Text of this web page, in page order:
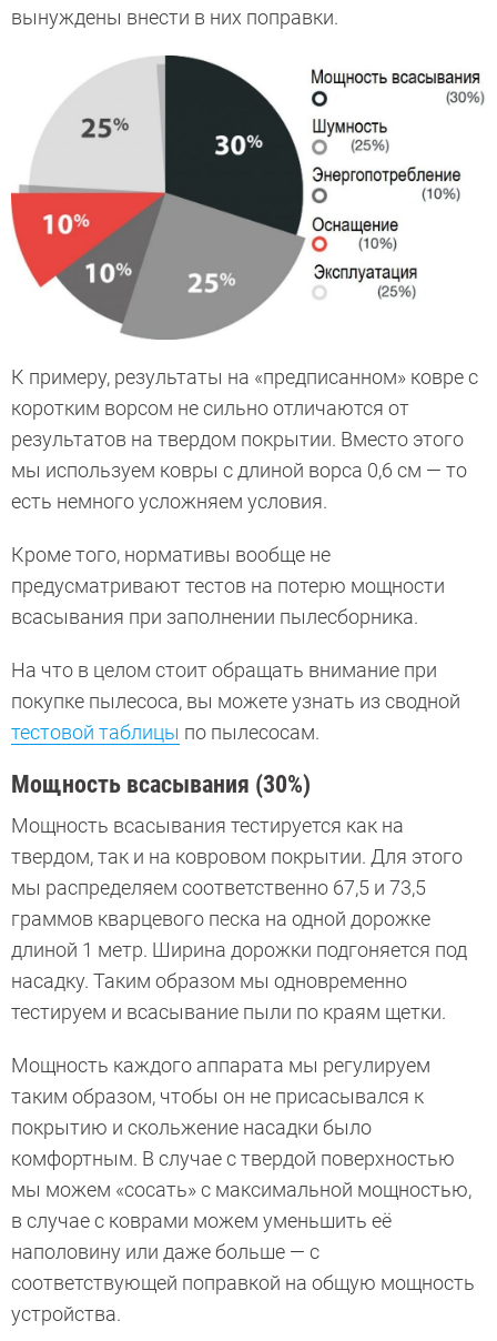
вынуждены внести в них поправки.
К примеру, результаты на «предписанном» ковре с
коротким ворсом не сильно отличаются от
результатов на твердом покрытии. Вместо этого
мы используем ковры с длиной ворса 0,6 см — то
есть немного усложняем условия.
Кроме того, нормативы вообще не
предусматривают тестов на потерю мощности
всасывания при заполнении пылесборника.
На что в целом стоит обращать внимание при
покупке пылесоса, вы можете узнать из сводной
тестовой таблицы по пылесосам.
Мощность всасывания (30%)
Мощность всасывания тестируется как на
твердом, так и на ковровом покрытии. Для этого
мы распределяем соответственно 67,5 и 73,5
граммов кварцевого песка на одной дорожке
длиной 1 метр. Ширина дорожки подгоняется под
насадку. Таким образом мы одновременно
тестируем и всасывание пыли по краям щетки.
Мощность каждого аппарата мы регулируем
таким образом, чтобы он не присасывался к
покрытию и скольжение насадки было
комфортным. В случае с твердой поверхностью
мы можем «сосать» с максимальной мощностью,
в случае с коврами можем уменьшить её
наполовину или даже больше — с
соответствующей поправкой на общую мощность
устройства.